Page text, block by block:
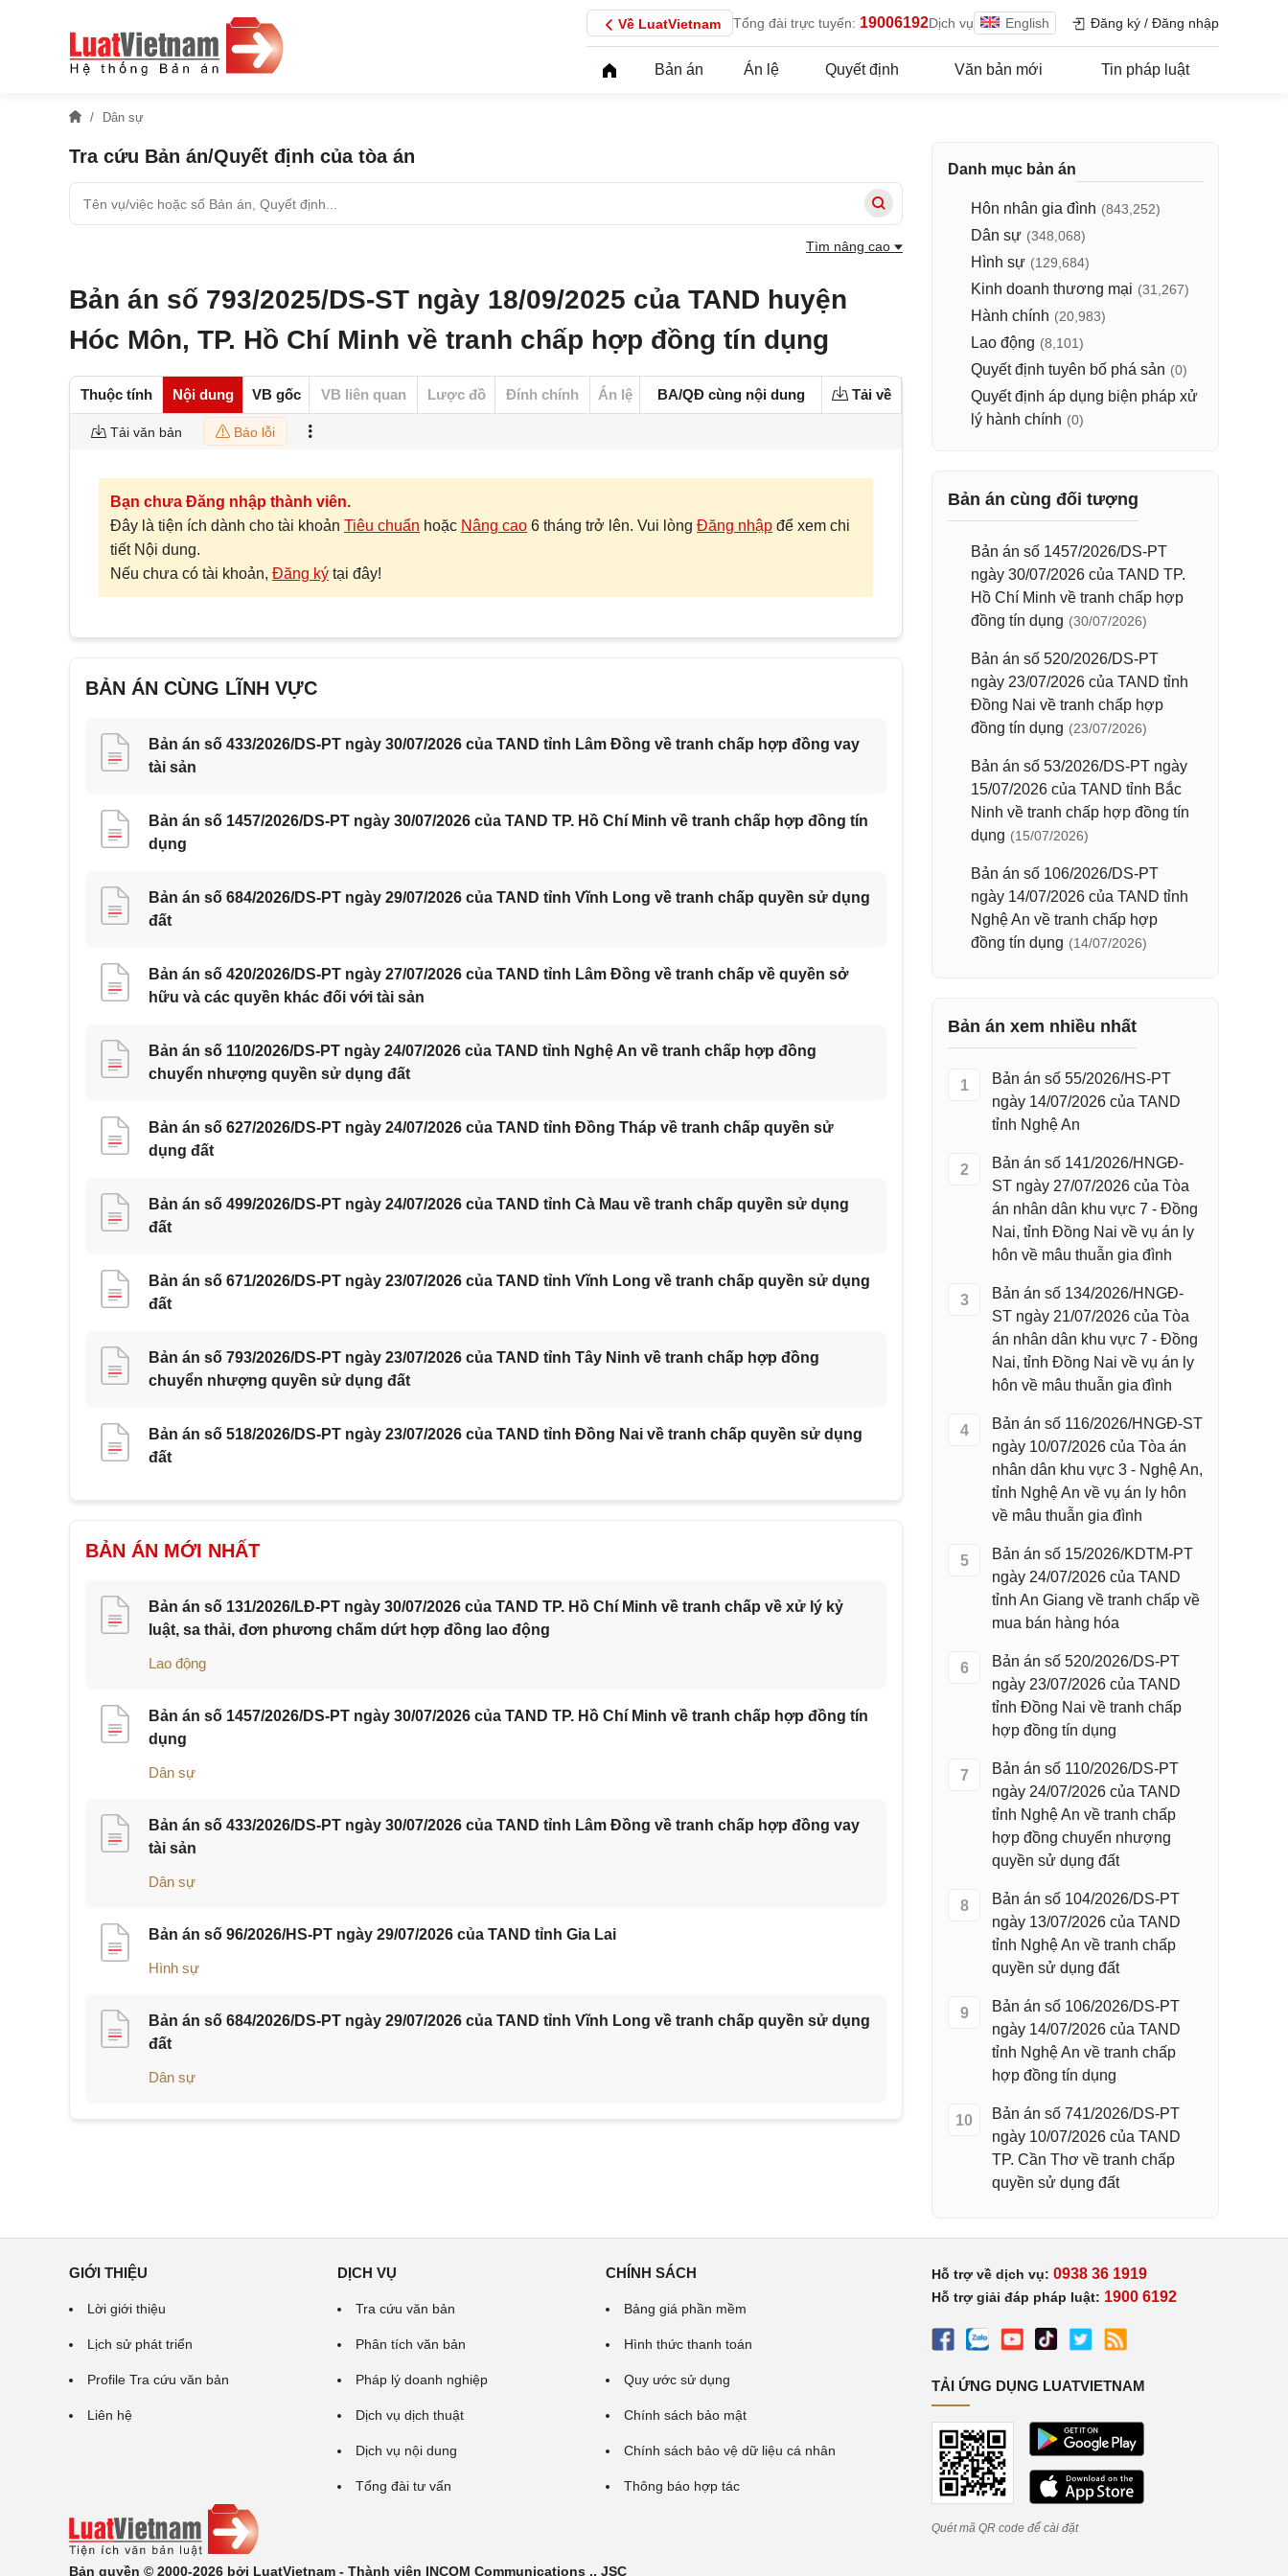
Về LuatVietnam Tổng đài trực tuyến: 19006192Dịch vụ English Đăng ký / Đăng nhập
Bản án Án lệ Quyết định Văn bản mới Tin pháp luật
Dân sự
Tra cứu Bản án/Quyết định của tòa án
Tìm nâng cao
Bản án số 793/2025/DS-ST ngày 18/09/2025 của TAND huyện
Hóc Môn, TP. Hồ Chí Minh về tranh chấp hợp đồng tín dụng
Thuộc tính Nội dung VB gốc VB liên quan Lược đồ Đính chính Án lệ BA/QĐ cùng nội dung Tải về
Tải văn bản Báo lỗi
Bạn chưa Đăng nhập thành viên.
Đây là tiện ích dành cho tài khoản Tiêu chuẩn hoặc Nâng cao 6 tháng trở lên. Vui lòng Đăng nhập để xem chi
tiết Nội dung.
Nếu chưa có tài khoản, Đăng ký tại đây!
BẢN ÁN CÙNG LĨNH VỰC
Bản án số 433/2026/DS-PT ngày 30/07/2026 của TAND tỉnh Lâm Đồng về tranh chấp hợp đồng vay
tài sản
Bản án số 1457/2026/DS-PT ngày 30/07/2026 của TAND TP. Hồ Chí Minh về tranh chấp hợp đồng tín
dụng
Bản án số 684/2026/DS-PT ngày 29/07/2026 của TAND tỉnh Vĩnh Long về tranh chấp quyền sử dụng
đất
Bản án số 420/2026/DS-PT ngày 27/07/2026 của TAND tỉnh Lâm Đồng về tranh chấp về quyền sở
hữu và các quyền khác đối với tài sản
Bản án số 110/2026/DS-PT ngày 24/07/2026 của TAND tỉnh Nghệ An về tranh chấp hợp đồng
chuyển nhượng quyền sử dụng đất
Bản án số 627/2026/DS-PT ngày 24/07/2026 của TAND tỉnh Đồng Tháp về tranh chấp quyền sử
dụng đất
Bản án số 499/2026/DS-PT ngày 24/07/2026 của TAND tỉnh Cà Mau về tranh chấp quyền sử dụng
đất
Bản án số 671/2026/DS-PT ngày 23/07/2026 của TAND tỉnh Vĩnh Long về tranh chấp quyền sử dụng
đất
Bản án số 793/2026/DS-PT ngày 23/07/2026 của TAND tỉnh Tây Ninh về tranh chấp hợp đồng
chuyển nhượng quyền sử dụng đất
Bản án số 518/2026/DS-PT ngày 23/07/2026 của TAND tỉnh Đồng Nai về tranh chấp quyền sử dụng
đất
BẢN ÁN MỚI NHẤT
Bản án số 131/2026/LĐ-PT ngày 30/07/2026 của TAND TP. Hồ Chí Minh về tranh chấp về xử lý kỷ
luật, sa thải, đơn phương chấm dứt hợp đồng lao động
Lao động
Bản án số 1457/2026/DS-PT ngày 30/07/2026 của TAND TP. Hồ Chí Minh về tranh chấp hợp đồng tín
dụng
Dân sự
Bản án số 433/2026/DS-PT ngày 30/07/2026 của TAND tỉnh Lâm Đồng về tranh chấp hợp đồng vay
tài sản
Dân sự
Bản án số 96/2026/HS-PT ngày 29/07/2026 của TAND tỉnh Gia Lai
Hình sự
Bản án số 684/2026/DS-PT ngày 29/07/2026 của TAND tỉnh Vĩnh Long về tranh chấp quyền sử dụng
đất
Dân sự
Danh mục bản án
Hôn nhân gia đình (843,252)
Dân sự (348,068)
Hình sự (129,684)
Kinh doanh thương mại (31,267)
Hành chính (20,983)
Lao động (8,101)
Quyết định tuyên bố phá sản (0)
Quyết định áp dụng biện pháp xử
lý hành chính (0)
Bản án cùng đối tượng
Bản án số 1457/2026/DS-PT
ngày 30/07/2026 của TAND TP.
Hồ Chí Minh về tranh chấp hợp
đồng tín dụng (30/07/2026)
Bản án số 520/2026/DS-PT
ngày 23/07/2026 của TAND tỉnh
Đồng Nai về tranh chấp hợp
đồng tín dụng (23/07/2026)
Bản án số 53/2026/DS-PT ngày
15/07/2026 của TAND tỉnh Bắc
Ninh về tranh chấp hợp đồng tín
dụng (15/07/2026)
Bản án số 106/2026/DS-PT
ngày 14/07/2026 của TAND tỉnh
Nghệ An về tranh chấp hợp
đồng tín dụng (14/07/2026)
Bản án xem nhiều nhất
1
Bản án số 55/2026/HS-PT
ngày 14/07/2026 của TAND
tỉnh Nghệ An
2
Bản án số 141/2026/HNGĐ-
ST ngày 27/07/2026 của Tòa
án nhân dân khu vực 7 - Đồng
Nai, tỉnh Đồng Nai về vụ án ly
hôn về mâu thuẫn gia đình
3
Bản án số 134/2026/HNGĐ-
ST ngày 21/07/2026 của Tòa
án nhân dân khu vực 7 - Đồng
Nai, tỉnh Đồng Nai về vụ án ly
hôn về mâu thuẫn gia đình
4
Bản án số 116/2026/HNGĐ-ST
ngày 10/07/2026 của Tòa án
nhân dân khu vực 3 - Nghệ An,
tỉnh Nghệ An về vụ án ly hôn
về mâu thuẫn gia đình
5
Bản án số 15/2026/KDTM-PT
ngày 24/07/2026 của TAND
tỉnh An Giang về tranh chấp về
mua bán hàng hóa
6
Bản án số 520/2026/DS-PT
ngày 23/07/2026 của TAND
tỉnh Đồng Nai về tranh chấp
hợp đồng tín dụng
7
Bản án số 110/2026/DS-PT
ngày 24/07/2026 của TAND
tỉnh Nghệ An về tranh chấp
hợp đồng chuyển nhượng
quyền sử dụng đất
8
Bản án số 104/2026/DS-PT
ngày 13/07/2026 của TAND
tỉnh Nghệ An về tranh chấp
quyền sử dụng đất
9
Bản án số 106/2026/DS-PT
ngày 14/07/2026 của TAND
tỉnh Nghệ An về tranh chấp
hợp đồng tín dụng
10
Bản án số 741/2026/DS-PT
ngày 10/07/2026 của TAND
TP. Cần Thơ về tranh chấp
quyền sử dụng đất
GIỚI THIỆU
Lời giới thiệu
Lịch sử phát triển
Profile Tra cứu văn bản
Liên hệ
DỊCH VỤ
Tra cứu văn bản
Phân tích văn bản
Pháp lý doanh nghiệp
Dịch vụ dịch thuật
Dịch vụ nội dung
Tổng đài tư vấn
CHÍNH SÁCH
Bảng giá phần mềm
Hình thức thanh toán
Quy ước sử dụng
Chính sách bảo mật
Chính sách bảo vệ dữ liệu cá nhân
Thông báo hợp tác
Bản quyền © 2000-2026 bởi LuatVietnam - Thành viên INCOM Communications ., JSC
Hỗ trợ về dịch vụ: 0938 36 1919
Hỗ trợ giải đáp pháp luật: 1900 6192
TẢI ỨNG DỤNG LUATVIETNAM
Quét mã QR code để cài đặt